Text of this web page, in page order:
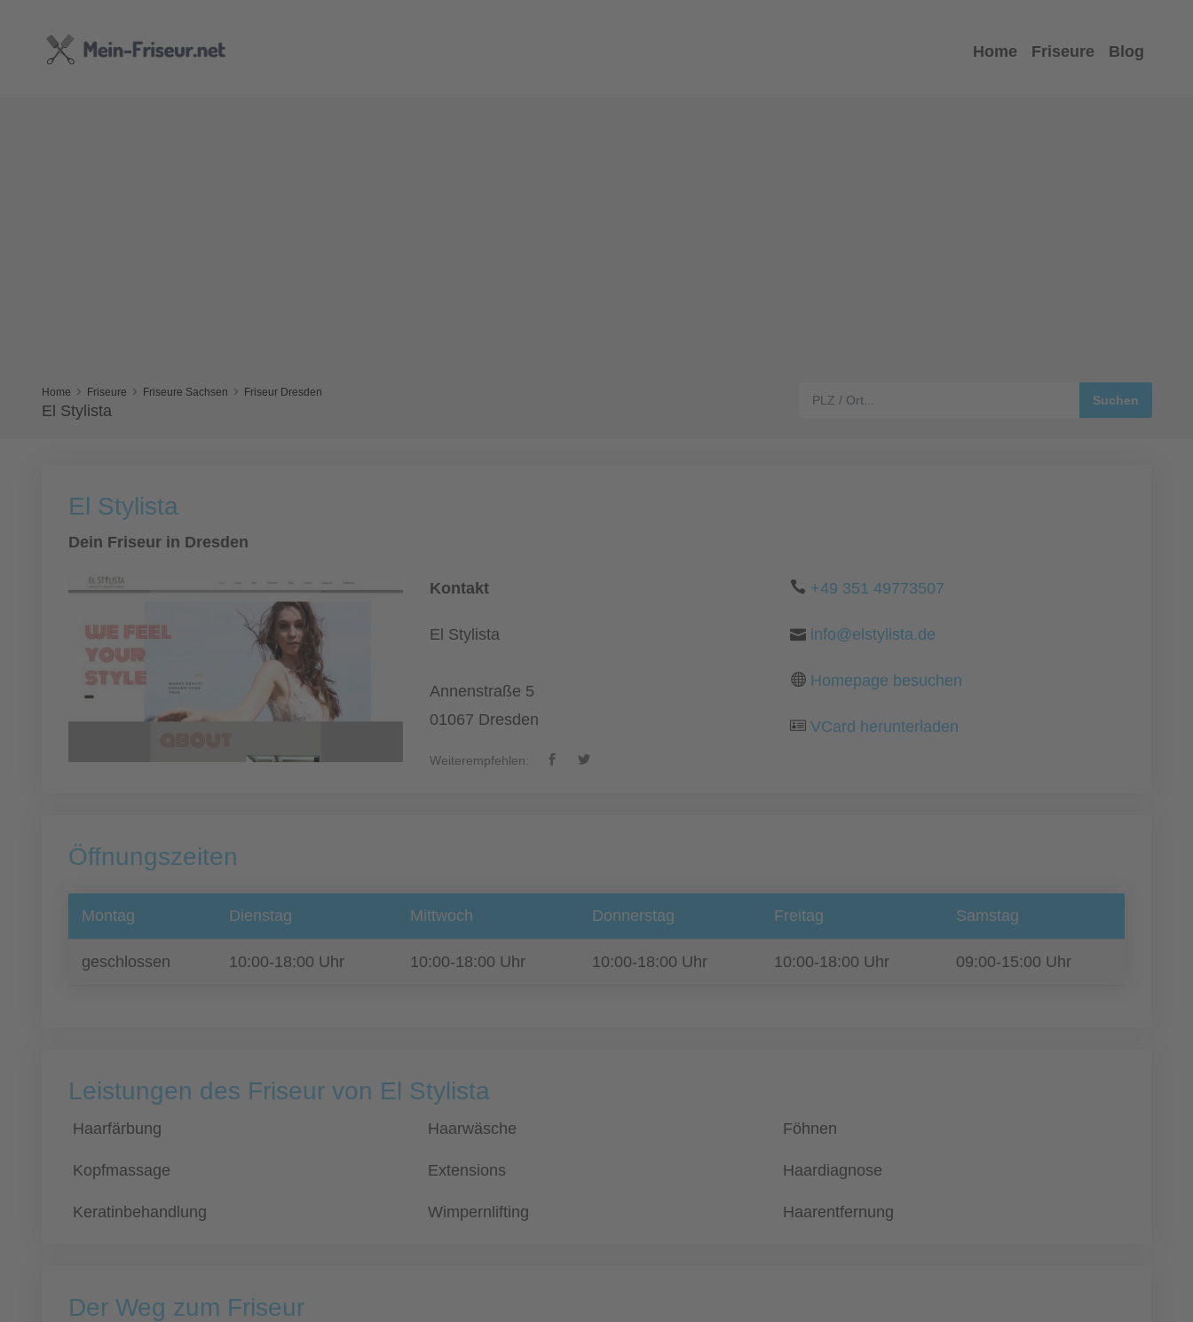
Home Friseure Blog
Home Friseure Friseure Sachsen Friseur Dresden
El Stylista
El Stylista
Dein Friseur in Dresden
Kontakt
El Stylista
Annenstraße 5
01067 Dresden
Weiterempfehlen:
+49 351 49773507
info@elstylista.de
Homepage besuchen
VCard herunterladen
Öffnungszeiten
Montag Dienstag Mittwoch Donnerstag Freitag Samstag
geschlossen 10:00-18:00 Uhr 10:00-18:00 Uhr 10:00-18:00 Uhr 10:00-18:00 Uhr 09:00-15:00 Uhr
Leistungen des Friseur von El Stylista
Haarfärbung Haarwäsche Föhnen
Kopfmassage Extensions Haardiagnose
Keratinbehandlung Wimpernlifting Haarentfernung
Der Weg zum Friseur